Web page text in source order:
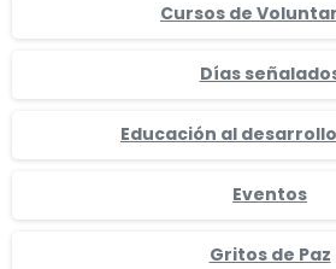
Cursos de
Días
Educación al
Eventos
Gritos de Paz